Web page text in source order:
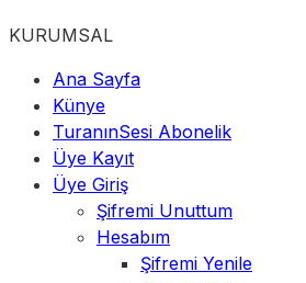
KURUMSAL
Ana Sayfa
Künye
TuranınSesi Abonelik
Üye Kayıt
Üye Giriş
Şifremi Unuttum
Hesabım
Şifremi Yenile